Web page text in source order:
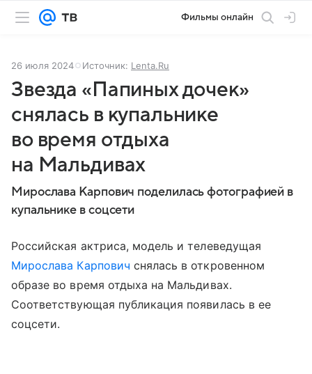
Фильмы онлайн
26 июля 2024 Источник: Lenta.Ru
Звезда «Папиных дочек»
снялась в купальнике
во время отдыха
на Мальдивах
Мирослава Карпович поделилась фотографией в
купальнике в соцсети
Российская актриса, модель и телеведущая
Мирослава Карпович снялась в откровенном
образе во время отдыха на Мальдивах.
Соответствующая публикация появилась в ее
соцсети.